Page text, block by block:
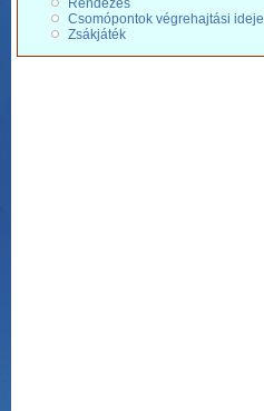
Rendezés
Csomópontok végrehajtási ideje
Zsákjáték